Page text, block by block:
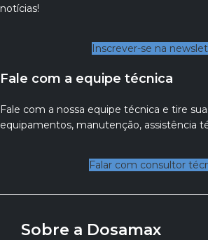
notícias!
Inscrever-se na
Fale com a equipe técnica
Fale com a nossa equipe técnica e tire
equipamentos, manutenção, assistência
Falar com consultor
Sobre a Dosamax